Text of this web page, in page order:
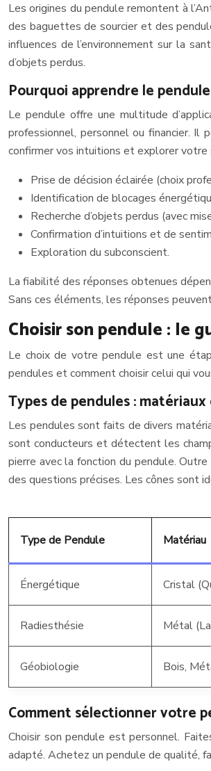
Les origines du pendule remontent à
des baguettes de sourcier et des
influences de l’environnement sur la
d’objets perdus.
Pourquoi apprendre le
Le pendule offre une multitude
professionnel, personnel ou financier. Il
confirmer vos intuitions et explorer votre
Prise de décision éclairée (choix
Identification de blocages
Recherche d’objets perdus (avec
Confirmation d’intuitions et de
Exploration du subconscient.
La fiabilité des réponses obtenues
Sans ces éléments, les réponses
Choisir son pendule : le
Le choix de votre pendule est une
pendules et comment choisir celui qui
Types de pendules :
Les pendules sont faits de divers
sont conducteurs et détectent les
pierre avec la fonction du pendule.
des questions précises. Les cônes sont
Type de Pendule Matériau
Énergétique Cristal
Radiesthésie Métal
Géobiologie Bois,
Comment sélectionner votre
Choisir son pendule est personnel.
adapté. Achetez un pendule de qualité,